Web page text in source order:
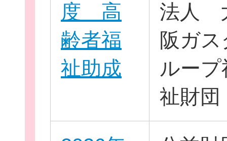
度 高
齢者福
祉助成
法人
阪ガス
ループ
祉財団